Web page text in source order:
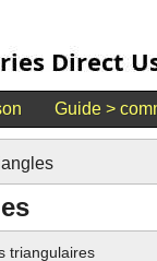
Guide >
triangulaires